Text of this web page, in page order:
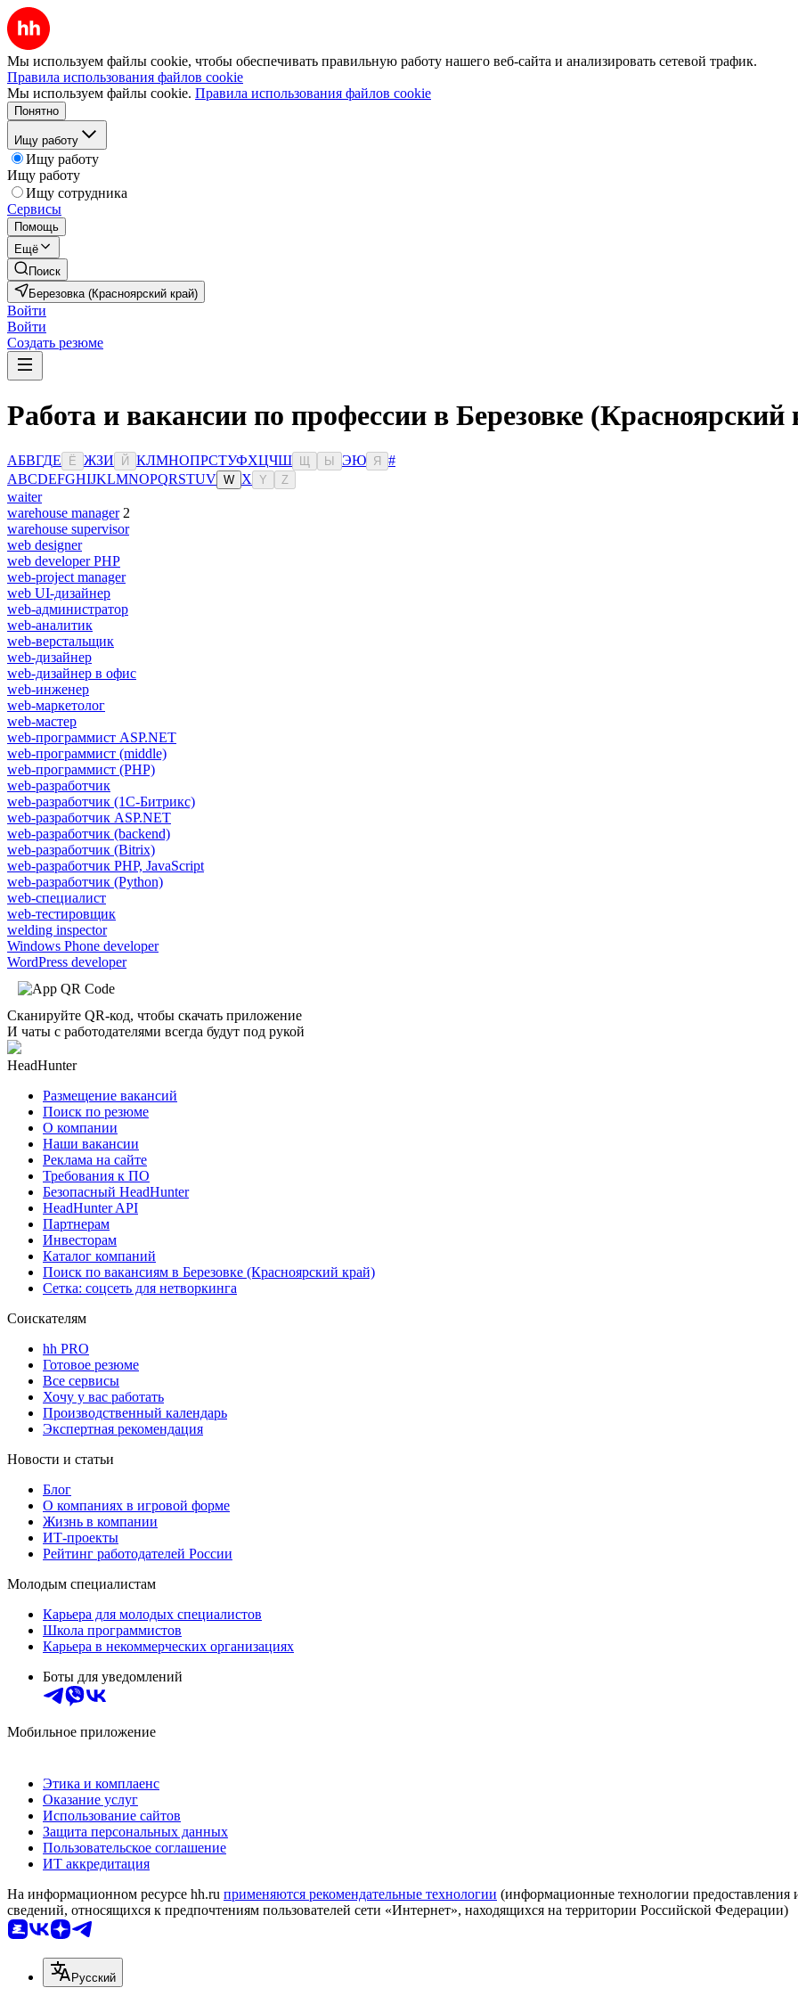
Мы используем файлы cookie, чтобы обеспечивать правильную работу нашего веб-сайта и анализировать сетевой трафик.
Правила использования файлов cookie
Мы используем файлы cookie. Правила использования файлов cookie
Понятно
Ищу работу
Ищу работу
Ищу работу
Ищу сотрудника
Сервисы
Помощь
Ещё
Поиск
Березовка (Красноярский край)
Войти
Войти
Создать резюме
Работа и вакансии по профессии в Березовке (Красноярский
АБВГДЕ Ё ЖЗИ Й КЛМНОПРСТУФХЦЧШ Ы ЭЮ Я
#
ABCDEFGHIJKLMNOPQRSTUV W X Y Z
waiter
warehouse manager 2
warehouse supervisor
web designer
web developer PHP
web-project manager
web UI-дизайнер
web-администратор
web-аналитик
web-верстальщик
web-дизайнер
web-дизайнер в офис
web-инженер
web-маркетолог
web-мастер
web-программист ASP.NET
web-программист (middle)
web-программист (PHP)
web-разработчик
web-разработчик (1С-Битрикс)
web-разработчик ASP.NET
web-разработчик (backend)
web-разработчик (Bitrix)
web-разработчик PHP, JavaScript
web-разработчик (Python)
web-специалист
web-тестировщик
welding inspector
Windows Phone developer
WordPress developer
Сканируйте QR-код, чтобы скачать приложение
И чаты с работодателями всегда будут под рукой
HeadHunter
Размещение вакансий
Поиск по резюме
О компании
Наши вакансии
Реклама на сайте
Требования к ПО
Безопасный HeadHunter
HeadHunter API
Партнерам
Инвесторам
Каталог компаний
Поиск по вакансиям в Березовке (Красноярский край)
Сетка: соцсеть для нетворкинга
Соискателям
hh PRO
Готовое резюме
Все сервисы
Хочу у вас работать
Производственный календарь
Экспертная рекомендация
Новости и статьи
Блог
О компаниях в игровой форме
Жизнь в компании
ИТ-проекты
Рейтинг работодателей России
Молодым специалистам
Карьера для молодых специалистов
Школа программистов
Карьера в некоммерческих организациях
Боты для уведомлений
Мобильное приложение
Этика и комплаенс
Оказание услуг
Использование сайтов
Защита персональных данных
Пользовательское соглашение
ИТ аккредитация
На информационном ресурсе hh.ru применяются рекомендательные технологии (информационные технологии предоставления
сведений, относящихся к предпочтениям пользователей сети «Интернет», находящихся на территории Российской Федерации)
Русский